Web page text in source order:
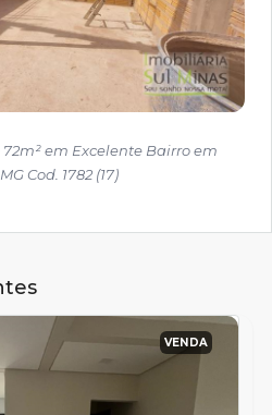
em Excelente Bairro em
Cod. 1782 (17)
VENDA